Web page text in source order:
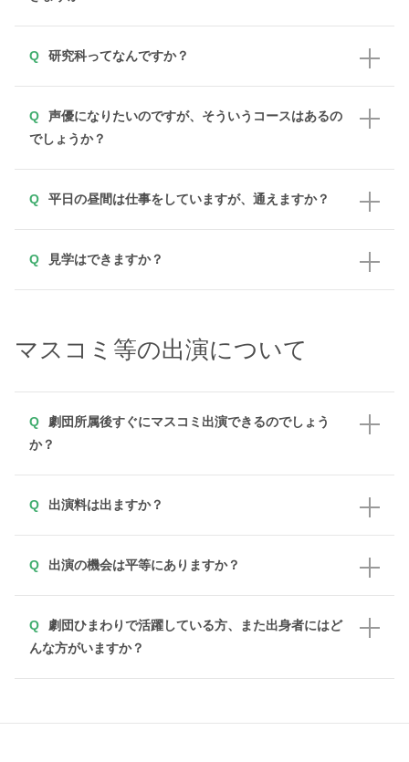
研究科ってなんですか？
声優になりたいのですが、そういうコースはあるの
でしょうか？
平日の昼間は仕事をしていますが、通えますか？
見学はできますか？
マスコミ等の出演について
劇団所属後すぐにマスコミ出演できるのでしょう
か？
出演料は出ますか？
出演の機会は平等にありますか？
劇団ひまわりで活躍している方、また出身者にはど
んな方がいますか？